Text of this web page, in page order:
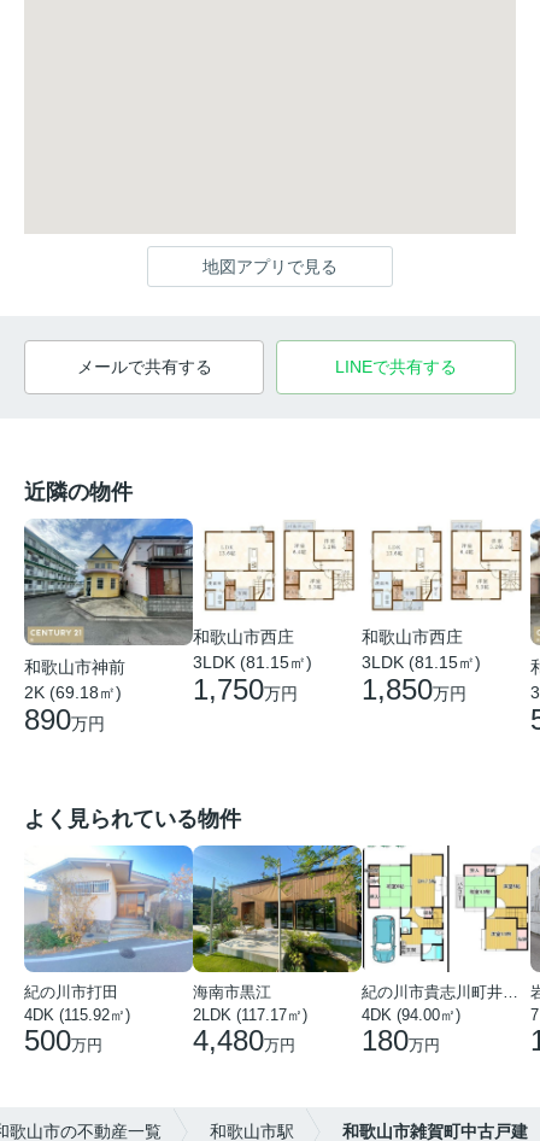
地図アプリで見る
メールで共有する LINEで共有する
近隣の物件
和歌山市神前
2K (69.18㎡)
890万円
和歌山市西庄
3LDK (81.15㎡)
1,750万円
和歌山市西庄
3LDK (81.15㎡)
1,850万円
よく見られている物件
紀の川市打田
4DK (115.92㎡)
500万円
海南市黒江
2LDK (117.17㎡)
4,480万円
紀の川市貴志川町井ノ口
4DK (94.00㎡)
180万円
歌山市の不動産一覧 和歌山市駅 和歌山市雑賀町中古戸建